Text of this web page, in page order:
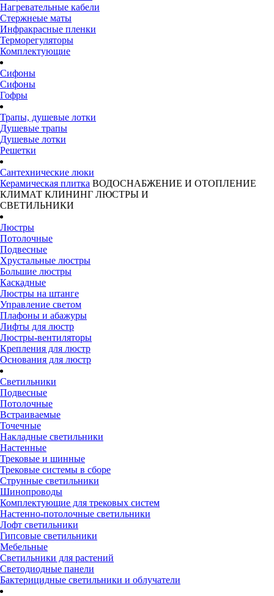
Нагревательные кабели
Стержнеые маты
Инфракрасные пленки
Терморегуляторы
Комплектующие
Сифоны
Сифоны
Гофры
Трапы, душевые лотки
Душевые трапы
Душевые лотки
Решетки
Сантехнические люки
Керамическая плитка ВОДОСНАБЖЕНИЕ И ОТОПЛЕНИЕ
КЛИМАТ КЛИНИНГ ЛЮСТРЫ И
СВЕТИЛЬНИКИ
Люстры
Потолочные
Подвесные
Хрустальные люстры
Большие люстры
Каскадные
Люстры на штанге
Управление светом
Плафоны и абажуры
Лифты для люстр
Люстры-вентиляторы
Крепления для люстр
Основания для люстр
Светильники
Подвесные
Потолочные
Встраиваемые
Точечные
Накладные светильники
Настенные
Трековые и шинные
Трековые системы в сборе
Струнные светильники
Шинопроводы
Комплектующие для трековых систем
Настенно-потолочные светильники
Лофт светильники
Гипсовые светильники
Мебельные
Светильники для растений
Светодиодные панели
Бактерицидные светильники и облучатели